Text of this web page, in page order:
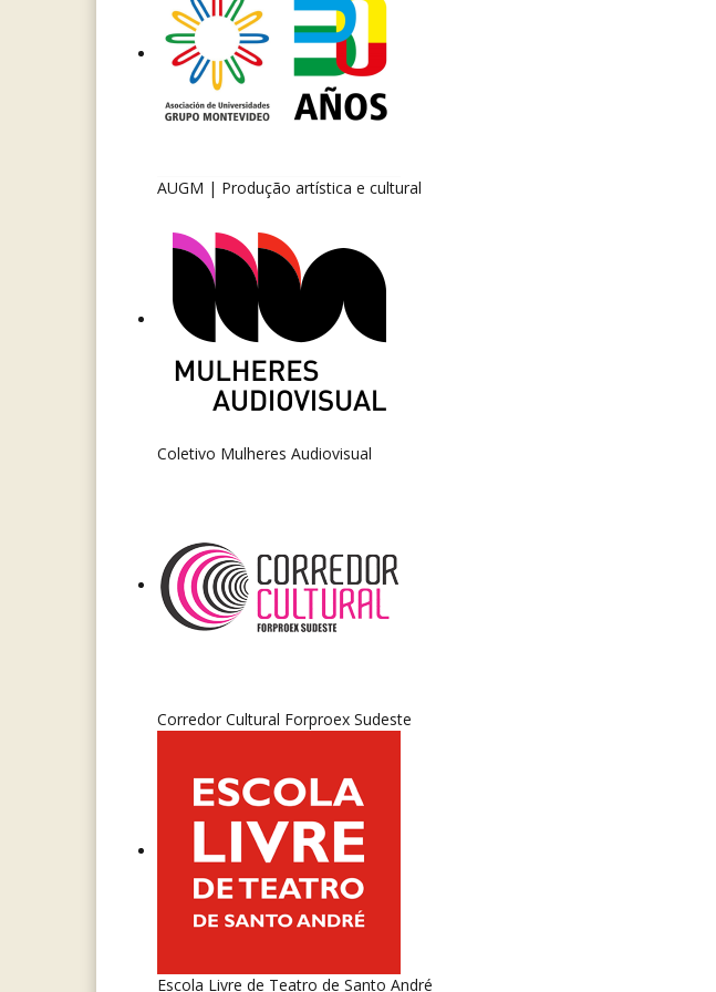
AUGM | Produção artística e cultural
Coletivo Mulheres Audiovisual
Corredor Cultural Forproex Sudeste
Escola Livre de Teatro de Santo André